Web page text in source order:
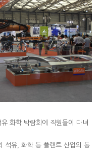
화학 박람회에 직원들이 다녀
석유, 화학 등 플랜트 산업의 동